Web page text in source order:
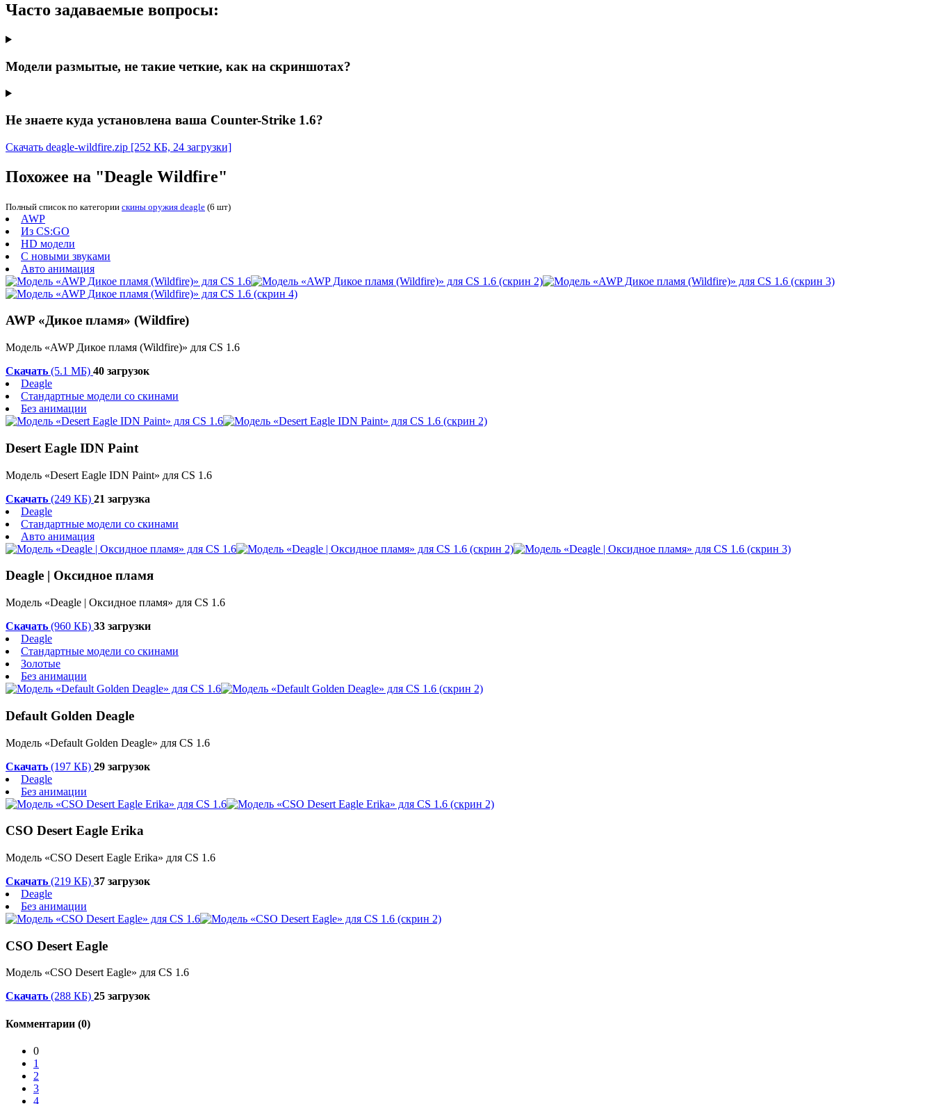
Часто задаваемые вопросы:
Модели размытые, не такие четкие, как на скриншотах?
Не знаете куда установлена ваша Counter-Strike 1.6?
Скачать deagle-wildfire.zip [252 КБ, 24 загрузки]
Похожее на "Deagle Wildfire"
Полный список по категории скины оружия deagle (6 шт)
AWP
Из CS:GO
HD модели
С новыми звуками
Авто анимация
AWP «Дикое пламя» (Wildfire)
Модель «AWP Дикое пламя (Wildfire)» для CS 1.6
Скачать (5.1 МБ) 40 загрузок
Deagle
Стандартные модели со скинами
Без анимации
Desert Eagle IDN Paint
Модель «Desert Eagle IDN Paint» для CS 1.6
Скачать (249 КБ) 21 загрузка
Deagle
Стандартные модели со скинами
Авто анимация
Deagle | Оксидное пламя
Модель «Deagle | Оксидное пламя» для CS 1.6
Скачать (960 КБ) 33 загрузки
Deagle
Стандартные модели со скинами
Золотые
Без анимации
Default Golden Deagle
Модель «Default Golden Deagle» для CS 1.6
Скачать (197 КБ) 29 загрузок
Deagle
Без анимации
CSO Desert Eagle Erika
Модель «CSO Desert Eagle Erika» для CS 1.6
Скачать (219 КБ) 37 загрузок
Deagle
Без анимации
CSO Desert Eagle
Модель «CSO Desert Eagle» для CS 1.6
Скачать (288 КБ) 25 загрузок
Комментарии (0)
0
1
2
3
4